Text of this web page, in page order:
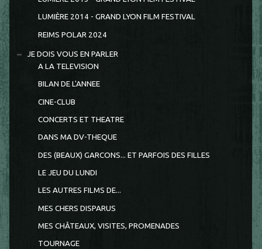
LUMIÈRE 2014 - GRAND LYON FILM FESTIVAL
REIMS POLAR 2024
JE DOIS VOUS EN PARLER
A LA TELEVISION
BILAN DE L'ANNEE
CINE-CLUB
CONCERTS ET THEATRE
DANS MA DV-THEQUE
DES (BEAUX) GARCONS... ET PARFOIS DES FILLES
LE JEU DU LUNDI
LES AUTRES FILMS DE...
MES CHERS DISPARUS
MES CHÂTEAUX, VISITES, PROMENADES
TOURNAGE